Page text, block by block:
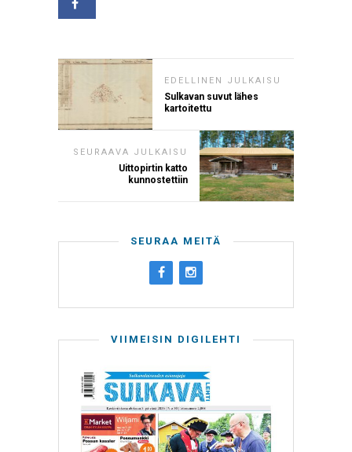
EDELLINEN JULKAISU
Sulkavan suvut lähes
kartoitettu
SEURAAVA JULKAISU
Uittopirtin katto
kunnostettiin
SEURAA MEITÄ
VIIMEISIN DIGILEHTI